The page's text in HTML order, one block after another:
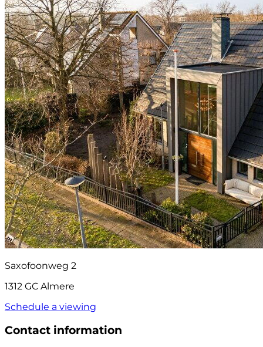
Saxofoonweg 2
1312 GC Almere
Schedule a viewing
Contact information